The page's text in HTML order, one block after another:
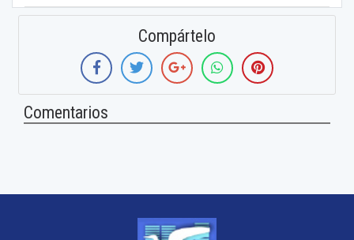
Compártelo
Comentarios